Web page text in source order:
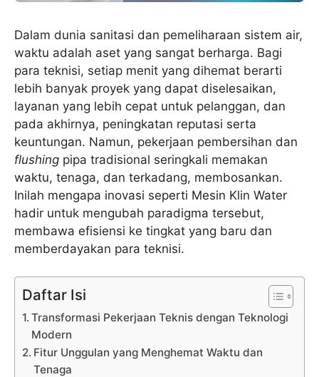
Dalam dunia sanitasi dan pemeliharaan sistem air,
waktu adalah aset yang sangat berharga. Bagi
para teknisi, setiap menit yang dihemat berarti
lebih banyak proyek yang dapat diselesaikan,
layanan yang lebih cepat untuk pelanggan, dan
pada akhirnya, peningkatan reputasi serta
keuntungan. Namun, pekerjaan pembersihan dan
flushing pipa tradisional seringkali memakan
waktu, tenaga, dan terkadang, membosankan.
Inilah mengapa inovasi seperti Mesin Klin Water
hadir untuk mengubah paradigma tersebut,
membawa efisiensi ke tingkat yang baru dan
memberdayakan para teknisi.
Daftar Isi
Transformasi Pekerjaan Teknis dengan Teknologi
Modern
Fitur Unggulan yang Menghemat Waktu dan
Tenaga